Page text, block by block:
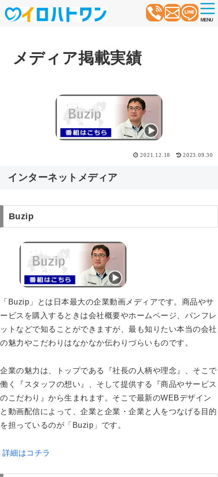
t
o
g
MENU
メディア掲載実績
2021.12.18 2023.09.30
インターネットメディア
Buzip
「Buzip」とは日本最大の企業動画メディアです。商品やサ
ービスを購入するときは会社概要やホームページ、パンフレ
ットなどで知ることができますが、最も知りたい本当の会社
の魅力やこだわりはなかなか伝わりづらいものです。
企業の魅力は、トップである『社長の人柄や理念』、そこで
働く『スタッフの想い』、そして提供する『商品やサービス
のこだわり』から生まれます。そこで最新のWEBデザイン
と動画配信によって、企業と企業・企業と人をつなげる目的
を担っているのが「Buzip」です。
詳細はコチラ